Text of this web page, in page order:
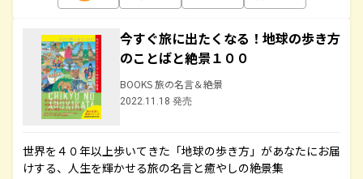
今すぐ旅に出たくなる！地球の歩き方
のことばと絶景１００
BOOKS 旅の名言＆絶景
2022.11.18 発売
世界を４０年以上歩いてきた「地球の歩き方」があなたにお届
けする、人生を輝かせる旅の名言と癒やしの絶景集